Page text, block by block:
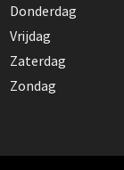
Donderdag
Vrijdag
Zaterdag
Zondag